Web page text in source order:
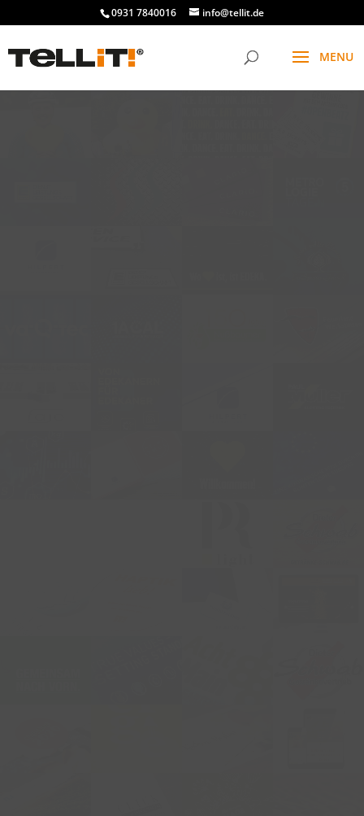
0931 7840016 info@tellit.de